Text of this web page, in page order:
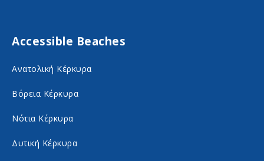
a
c
b
o
o
n
s
a
g
r
Accessible Beaches
Ανατολική Κέρκυρα
Βόρεια Κέρκυρα
Νότια Κέρκυρα
Δυτική Κέρκυρα